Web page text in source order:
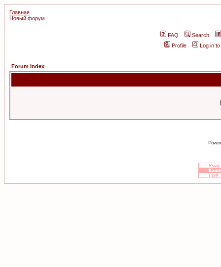
Главная
Новый форум
FAQ
Search
Profile
Log in
Forum Index